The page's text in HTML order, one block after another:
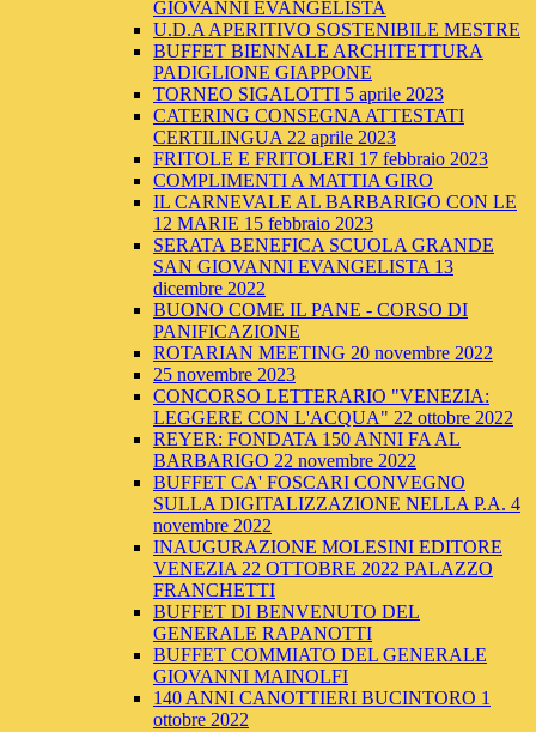
GIOVANNI EVANGELISTA
U.D.A APERITIVO SOSTENIBILE MESTRE
BUFFET BIENNALE ARCHITETTURA
PADIGLIONE GIAPPONE
TORNEO SIGALOTTI 5 aprile 2023
CATERING CONSEGNA ATTESTATI
CERTILINGUA 22 aprile 2023
FRITOLE E FRITOLERI 17 febbraio 2023
COMPLIMENTI A MATTIA GIRO
IL CARNEVALE AL BARBARIGO CON LE
12 MARIE 15 febbraio 2023
SERATA BENEFICA SCUOLA GRANDE
SAN GIOVANNI EVANGELISTA 13
dicembre 2022
BUONO COME IL PANE - CORSO DI
PANIFICAZIONE
ROTARIAN MEETING 20 novembre 2022
25 novembre 2023
CONCORSO LETTERARIO "VENEZIA:
LEGGERE CON L'ACQUA" 22 ottobre 2022
REYER: FONDATA 150 ANNI FA AL
BARBARIGO 22 novembre 2022
BUFFET CA' FOSCARI CONVEGNO
SULLA DIGITALIZZAZIONE NELLA P.A. 4
novembre 2022
INAUGURAZIONE MOLESINI EDITORE
VENEZIA 22 OTTOBRE 2022 PALAZZO
FRANCHETTI
BUFFET DI BENVENUTO DEL
GENERALE RAPANOTTI
BUFFET COMMIATO DEL GENERALE
GIOVANNI MAINOLFI
140 ANNI CANOTTIERI BUCINTORO 1
ottobre 2022